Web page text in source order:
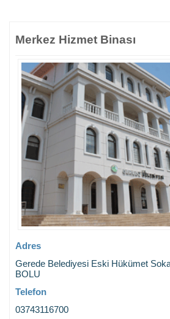
Merkez Hizmet Binası
Adres
Gerede Belediyesi Eski Hükümet
BOLU
Telefon
03743116700